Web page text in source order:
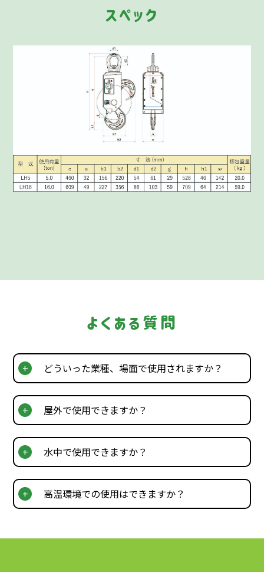
スペック
よくある質問
どういった業種、場面で使用されますか？
屋外で使用できますか？
水中で使用できますか？
高温環境での使用はできますか？